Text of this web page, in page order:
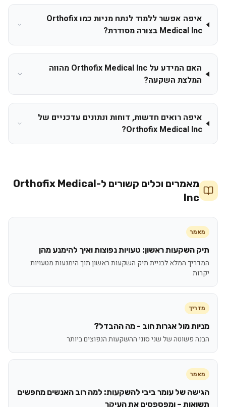
איפה אפשר ללמוד לנתח מניות כמו Orthofix
Medical Inc בצורה מסודרת?
האם המידע על Orthofix Medical Inc מהווה
המלצת השקעה?
איפה רואים חדשות, דוחות ונתונים עדכניים של
Orthofix Medical Inc?
מאמרים וכלים קשורים ל-Orthofix Medical
Inc
מאמר
תיק השקעות ראשון: טעויות נפוצות ואיך להימנע מהן
המדריך המלא לבניית תיק השקעות ראשון תוך הימנעות מטעויות
יקרות
מדריך
מניות מול אגרות חוב - מה ההבדל?
הבנה פשוטה של שני סוגי ההשקעות הנפוצים ביותר
מאמר
הגישה של עומר ביבי להשקעות: למה רוב האנשים מחפשים
תשואות – ומפספסים את העיקר